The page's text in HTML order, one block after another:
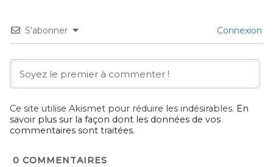
S’abonner Connexion
Ce site utilise Akismet pour réduire les indésirables. En
savoir plus sur la façon dont les données de vos
commentaires sont traitées.
0 COMMENTAIRES